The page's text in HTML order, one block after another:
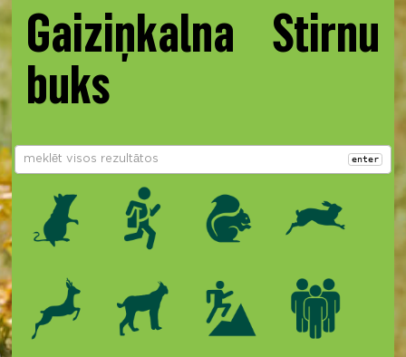
Gaiziņkalna Stirnu
buks
enter